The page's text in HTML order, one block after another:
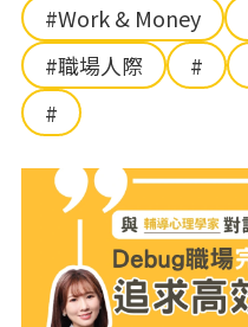
#Work & Money
#職場人際
#
#